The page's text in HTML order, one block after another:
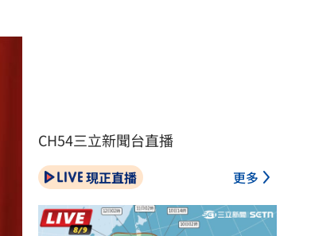
CH54三立新聞台直播
現正直播 更多